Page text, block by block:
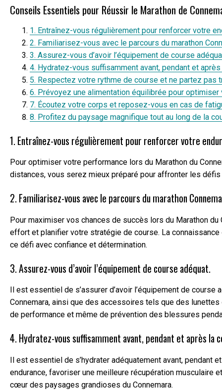
Conseils Essentiels pour Réussir le Marathon de
1. Entraînez-vous régulièrement pour renforcer votre
2. Familiarisez-vous avec le parcours du marathon
3. Assurez-vous d’avoir l’équipement de course
4. Hydratez-vous suffisamment avant, pendant et
5. Respectez votre rythme de course et ne partez pas
6. Prévoyez une alimentation équilibrée pour
7. Écoutez votre corps et reposez-vous en cas de
8. Profitez du paysage magnifique tout au long de la
1. Entraînez-vous régulièrement pour renforcer votre
Pour optimiser votre performance lors du Marathon du
distances, vous serez mieux préparé pour affronter les défis
2. Familiarisez-vous avec le parcours du marathon
Pour maximiser vos chances de succès lors du Marathon
effort et planifier votre stratégie de course. La
ce défi avec confiance et détermination.
3. Assurez-vous d’avoir l’équipement de course adéquat.
Il est essentiel de s’assurer d’avoir l’équipement de
Connemara, ainsi que des accessoires tels que des
de performance et même de prévention des blessures
4. Hydratez-vous suffisamment avant, pendant et après la
Il est essentiel de s’hydrater adéquatement avant, pendant
endurance, favoriser une meilleure récupération
cœur des paysages grandioses du Connemara.